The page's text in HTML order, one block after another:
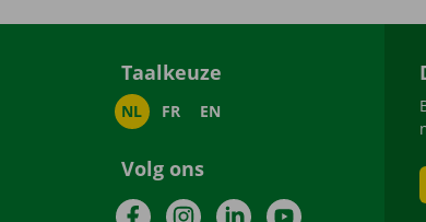
Taalkeuze
NL FR EN
Volg ons
FacebookInstagramLinkedInYouTube